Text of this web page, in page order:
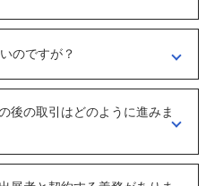
いと連絡ください。
回答がない出展者には返事をする
ので、数日経っても返信がない場
のですが？
詳細情報をリクエストしてくださ
すので、丁寧な言葉遣いを心掛け
後の取引はどのように進みま
担当者）とのメッセージのやりと